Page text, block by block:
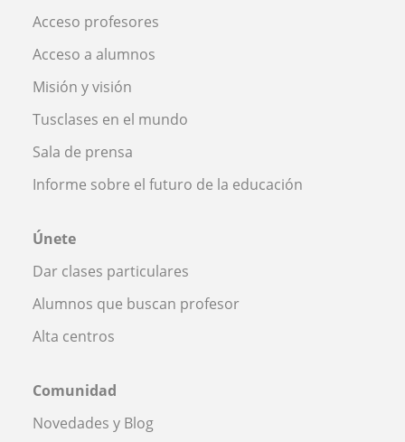
Acceso profesores
Acceso a alumnos
Misión y visión
Tusclases en el mundo
Sala de prensa
Informe sobre el futuro de la educación
Únete
Dar clases particulares
Alumnos que buscan profesor
Alta centros
Comunidad
Novedades y Blog